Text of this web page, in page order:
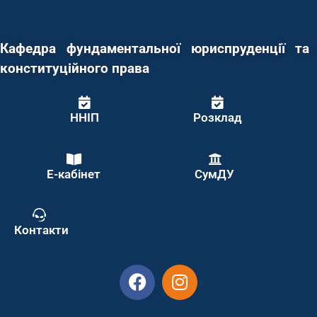
Кафедра фундаментальної юриспруденції та
конституційного права
ННІП Розклад
Е-кабінет СумДУ
Контакти